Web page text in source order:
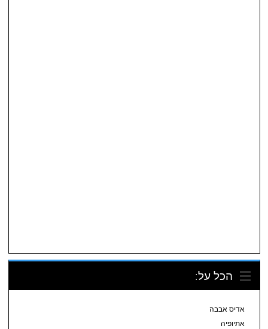
הכל על:
אדיס אבבה
אתיופיה